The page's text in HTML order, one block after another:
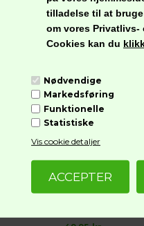
tilladelse til at
om vores
Cookies kan du
Nødvendige
Markedsføring
Funktionelle
Statistiske
Vis cookie detaljer